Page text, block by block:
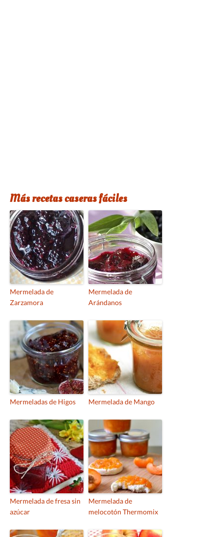
Más recetas caseras fáciles
Mermelada de
Zarzamora
Mermelada de
Arándanos
Mermeladas de Higos Mermelada de Mango
Mermelada de fresa sin
azúcar
Mermelada de
melocotón Thermomix